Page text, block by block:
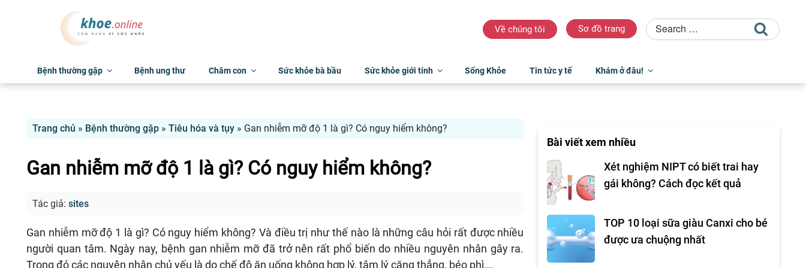
Về chúng tôi Sơ đồ trang
Bệnh thường gặp Bệnh ung thư Chăm con Sức khỏe bà bầu Sức khỏe giới tính Sống Khỏe Tin tức y tế Khám ở đâu!
Trang chủ » Bệnh thường gặp » Tiêu hóa và tụy » Gan nhiễm mỡ độ 1 là gì? Có nguy hiểm không?
Gan nhiễm mỡ độ 1 là gì? Có nguy hiểm không?
Tác giả: sites
Gan nhiễm mỡ độ 1 là gì? Có nguy hiểm không? Và điều trị như thế nào là những câu hỏi rất được nhiều
người quan tâm. Ngày nay, bệnh gan nhiễm mỡ đã trở nên rất phổ biến do nhiều nguyên nhân gây ra.
Trong đó các nguyên nhân chủ yếu là do chế độ ăn uống không hợp lý, tâm lý căng thẳng, béo phì,…
Bài viết xem nhiều
Xét nghiệm NIPT có biết trai hay
gái không? Cách đọc kết quả
TOP 10 loại sữa giàu Canxi cho bé
được ưa chuộng nhất